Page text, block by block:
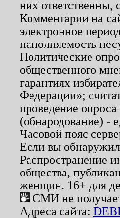
них ответственны,
Комментарии на
электронное
наполняемость
Политические
общественного
гарантиях
Федерации»;
проведение
(обнародование) -
Часовой пояс
Если вы
Распространение
общества,
женщин. 16+ для
СМИ не
Адреса сайта: